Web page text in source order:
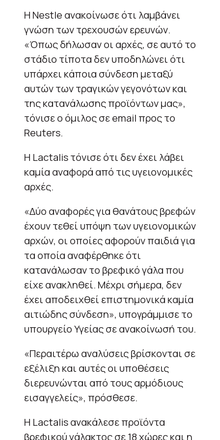
Η Nestle ανακοίνωσε ότι λαμβάνει
γνώση των τρεχουσών ερευνών.
«Όπως δήλωσαν οι αρχές, σε αυτό το
στάδιο τίποτα δεν υποδηλώνει ότι
υπάρχει κάποια σύνδεση μεταξύ
αυτών των τραγικών γεγονότων και
της κατανάλωσης προϊόντων μας»,
τόνισε ο όμιλος σε email προς το
Reuters.
Η Lactalis τόνισε ότι δεν έχει λάβει
καμία αναφορά από τις υγειονομικές
αρχές.
«Δύο αναφορές για θανάτους βρεφών
έχουν τεθεί υπόψη των υγειονομικών
αρχών, οι οποίες αφορούν παιδιά για
τα οποία αναφέρθηκε ότι
κατανάλωσαν το βρεφικό γάλα που
είχε ανακληθεί. Μέχρι σήμερα, δεν
έχει αποδειχθεί επιστημονικά καμία
αιτιώδης σύνδεση», υπογράμμισε το
υπουργείο Υγείας σε ανακοίνωσή του.
«Περαιτέρω αναλύσεις βρίσκονται σε
εξέλιξη και αυτές οι υποθέσεις
διερευνώνται από τους αρμόδιους
εισαγγελείς», πρόσθεσε.
Η Lactalis ανακάλεσε προϊόντα
βρεφικού γάλακτος σε 18 χώρες και η